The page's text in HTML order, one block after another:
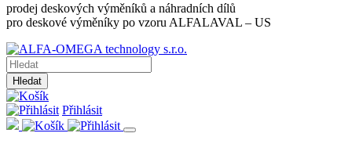
prodej deskových výměníků a náhradních dílů
pro deskové výměníky po vzoru ALFALAVAL – US
Hledat
Přihlásit